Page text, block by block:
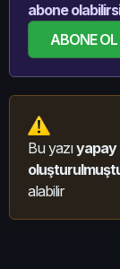
abone
ABONE OL
Bu yazıyapay
alabilir